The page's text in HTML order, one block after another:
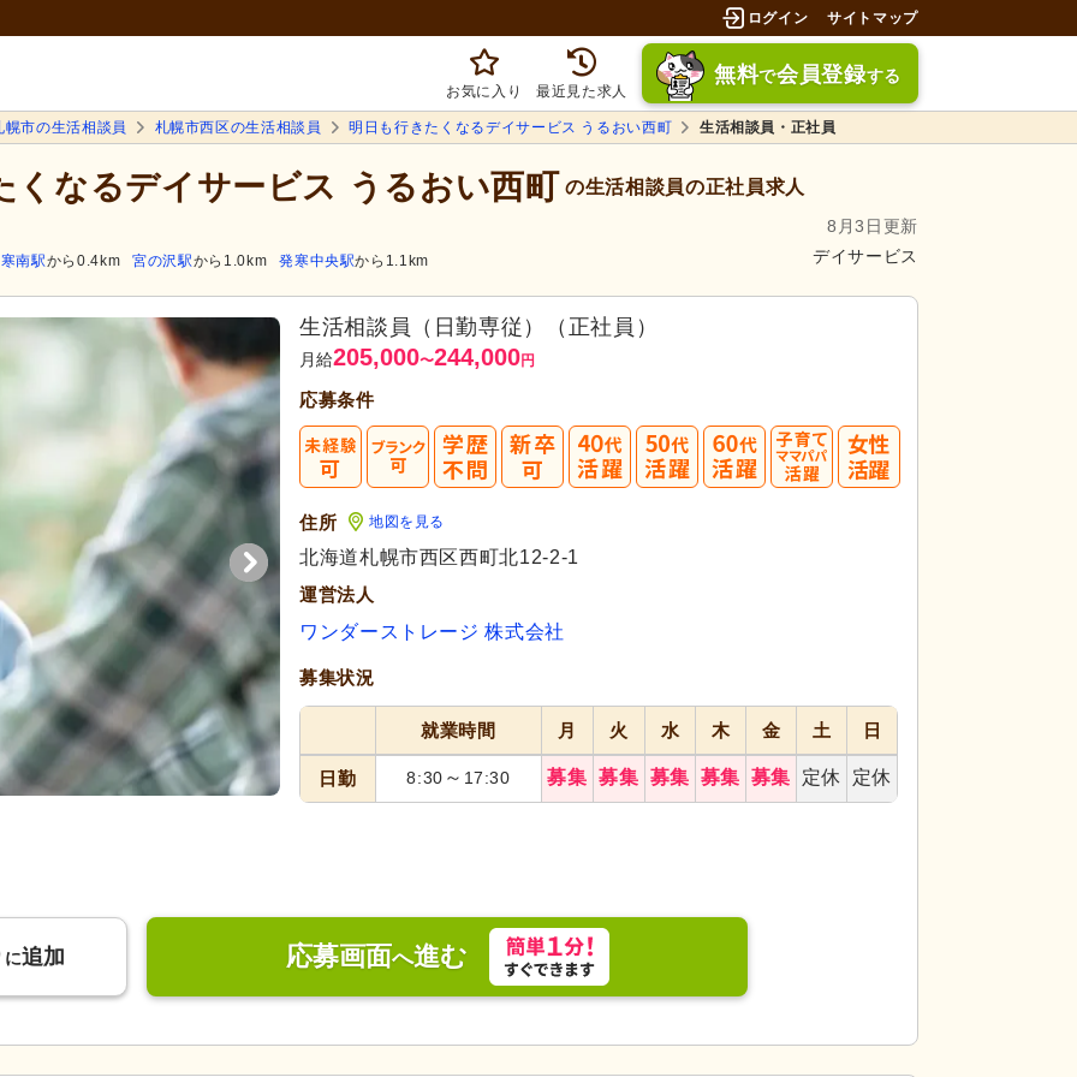
ログイン サイトマップ
お気に入り 最近見た求人
無料で会員登録する
幌市の生活相談員 札幌市西区の生活相談員 明日も行きたくなるデイサービス うるおい西町 生活相談員・正社員
くなるデイサービス うるおい西町 の生活相談員の正社員求人
8月3日更新
デイサービス
南駅から0.4km 宮の沢駅から1.0km 発寒中央駅から1.1km
生活相談員（日勤専従）（正社員）
月給205,000〜244,000円
応募条件
住所 地図を見る
北海道札幌市西区西町北12-2-1
運営法人
ワンダーストレージ 株式会社
募集状況
就業時間 月 火 水 木 金 土 日
日勤 8:30 ～ 17:30 募集 募集 募集 募集 募集 定休 定休
に追加 応募画面へ進む